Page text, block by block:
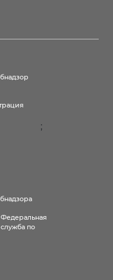
;
Федеральная
служба по